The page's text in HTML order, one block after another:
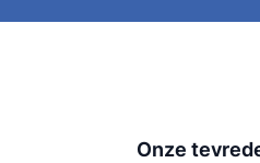
Onze